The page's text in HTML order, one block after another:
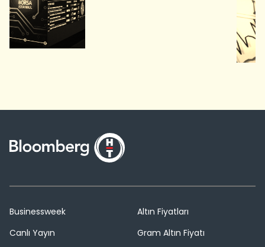
Businessweek
Canlı Yayın
Altın Fiyatları
Gram Altın Fiyatı